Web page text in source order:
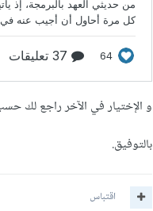
و الإختيار في الآخر راجع لك
بالتوفيق.
اقتباس